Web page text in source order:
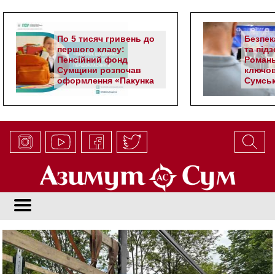
По 5 тисяч гривень до
першого класу:
Пенсійний фонд
Сумщини розпочав
оформлення «Пакунка
школяра»
та